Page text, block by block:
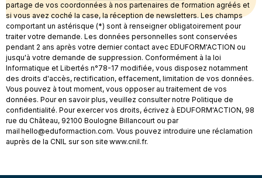
partage de vos coordonnées à nos partenaires de formation agréés et
si vous avez coché la case, la réception de newsletters. Les champs
comportant un astérisque (*) sont à renseigner obligatoirement pour
traiter votre demande. Les données personnelles sont conservées
pendant 2 ans après votre dernier contact avec EDUFORM'ACTION ou
jusqu'à votre demande de suppression. Conformément à la loi
Informatique et Libertés n°78-17 modifiée, vous disposez notamment
des droits d'accès, rectification, effacement, limitation de vos données.
Vous pouvez à tout moment, vous opposer au traitement de vos
données. Pour en savoir plus, veuillez consulter notre Politique de
confidentialité. Pour exercer vos droits, écrivez à EDUFORM'ACTION, 98
rue du Château, 92100 Boulogne Billancourt ou par
mail hello@eduformaction.com. Vous pouvez introduire une réclamation
auprès de la CNIL sur son site www.cnil.fr.